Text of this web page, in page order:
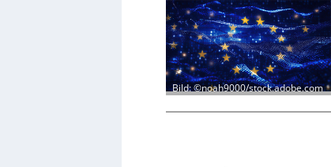
Bild: ©noah9000/stock.adobe.com